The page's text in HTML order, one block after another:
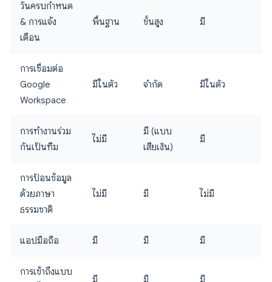
วันครบกำหนด
& การแจ้ง
เตือน
พื้นฐาน ขั้นสูง มี
การเชื่อมต่อ
Google
Workspace
มีในตัว จำกัด มีในตัว
การทำงานร่วม
กันเป็นทีม
ไม่มี
มี (แบบ
เสียเงิน)
มี
การป้อนข้อมูล
ด้วยภาษา
ธรรมชาติ
ไม่มี มี ไม่มี
แอปมือถือ มี มี มี
การเข้าถึงแบบ
มี มี มี